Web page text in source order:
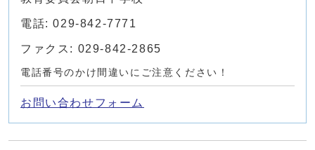
電話: 029-842-7771
ファクス: 029-842-2865
電話番号のかけ間違いにご注意ください！
お問い合わせフォーム